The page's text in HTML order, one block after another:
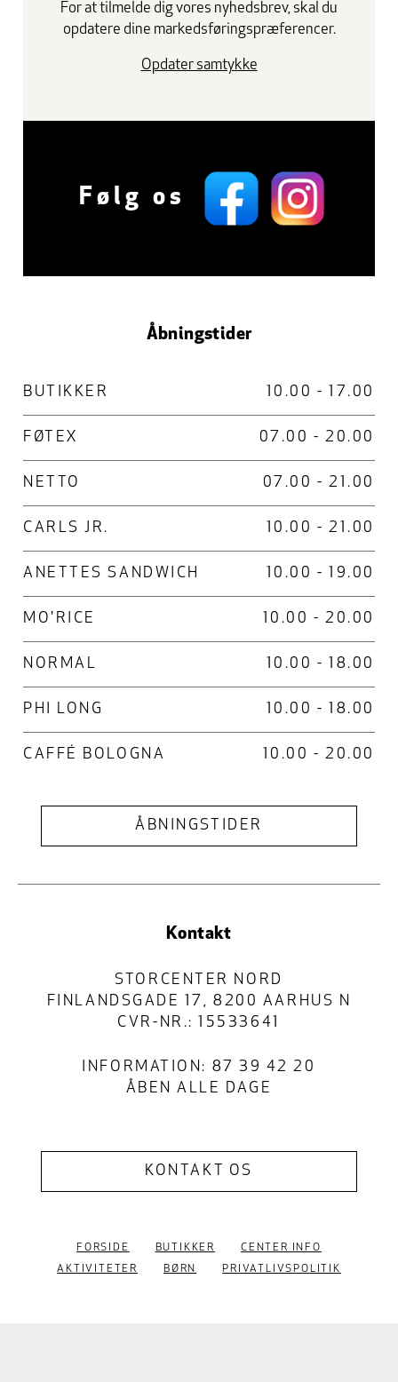
For at tilmelde dig vores nyhedsbrev, skal du
opdatere dine markedsføringspræferencer.
Opdater samtykke
Følg os
Åbningstider
BUTIKKER 10.00 - 17.00
FØTEX 07.00 - 20.00
NETTO 07.00 - 21.00
CARLS JR. 10.00 - 21.00
ANETTES SANDWICH 10.00 - 19.00
MO'RICE 10.00 - 20.00
NORMAL 10.00 - 18.00
PHI LONG 10.00 - 18.00
CAFFÉ BOLOGNA 10.00 - 20.00
ÅBNINGSTIDER
Kontakt
STORCENTER NORD
FINLANDSGADE 17, 8200 AARHUS N
CVR-NR.: 15533641
INFORMATION: 87 39 42 20
ÅBEN ALLE DAGE
KONTAKT OS
FORSIDE BUTIKKER
CENTER INFO
AKTIVITETER
BØRN PRIVATLIVSPOLITIK